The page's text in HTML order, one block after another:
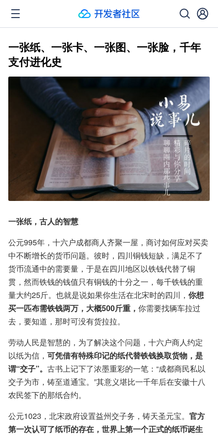
一张纸、一张卡、一张图、一张脸，千年
支付进化史
一张纸，古人的智慧
公元995年，十六户成都商人齐聚一屋，商讨如何应对买卖
中不断增长的货币问题。彼时，四川铜钱短缺，满足不了
货币流通中的需要量，于是在四川地区以铁钱代替了铜
贯，然而铁钱的钱值只有铜钱的十分之一，每千铁钱的重
量大约25斤。也就是说如果你生活在北宋时的四川， 你想
买一匹布需铁钱两万，大概500斤重， 你需要找辆车拉过
去，要知道，那时可没有货拉拉。
劳动人民是智慧的，为了解决这个问题，十六户商人约定
以纸为信， 可凭借有特殊印记的纸代替铁钱换取货物，是
谓“交子”。 古书上记下了浓墨重彩的一笔：“成都商民私以
交子为市，铸至道通宝。”其意义堪比一千年后在安徽十八
农民签下的那纸合约。
公元1023，北宋政府设置益州交子务，铸天圣元宝。 官方
第一次认可了纸币的存在，世界上第一个正式的纸币诞生